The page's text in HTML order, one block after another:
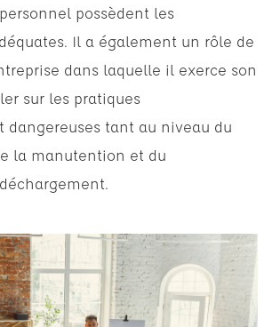
possèdent les
Il a également un rôle de
dans laquelle il exerce son
sur les pratiques
tant au niveau du
la manutention et du